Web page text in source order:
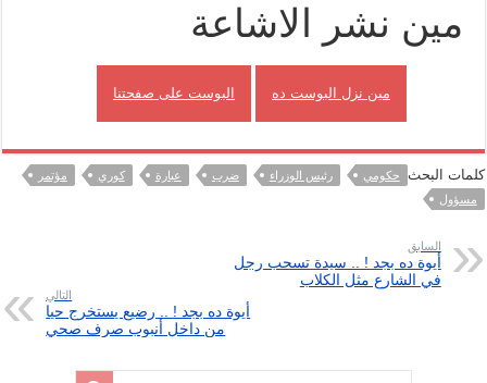
مين نشر الاشاعة
مين نزل البوست ده البوست على صفحتنا
كلمات البحث حكومي رئيس الوزراء ضرب عبارة كوري
مؤتمر
مسؤول
السابق
أيوة ده بجد ! .. سيدة تسحب رجل
في الشارع مثل الكلاب
التالي
أيوة ده بجد ! .. رضيع يستخرج حيا
من داخل أنبوب صرف صحي